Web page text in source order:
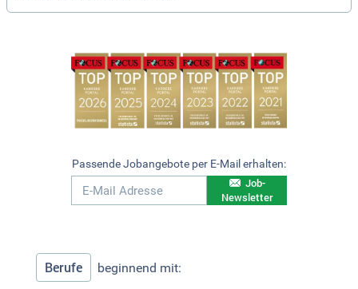
Passende Jobangebote per E-Mail erhalten:
Job-
Newsletter
Berufe beginnend mit: